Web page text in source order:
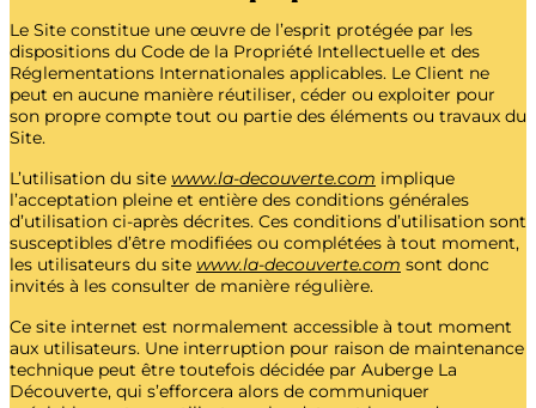
Le Site constitue une œuvre de l’esprit protégée par les
dispositions du Code de la Propriété Intellectuelle et des
Réglementations Internationales applicables. Le Client ne
peut en aucune manière réutiliser, céder ou exploiter pour
son propre compte tout ou partie des éléments ou travaux du
Site.
L’utilisation du site www.la-decouverte.com implique
l’acceptation pleine et entière des conditions générales
d’utilisation ci-après décrites. Ces conditions d’utilisation sont
susceptibles d’être modifiées ou complétées à tout moment,
les utilisateurs du site www.la-decouverte.com sont donc
invités à les consulter de manière régulière.
Ce site internet est normalement accessible à tout moment
aux utilisateurs. Une interruption pour raison de maintenance
technique peut être toutefois décidée par Auberge La
Découverte, qui s’efforcera alors de communiquer